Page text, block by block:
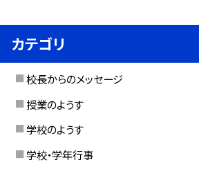
カテゴリ
校長からのメッセージ
授業のようす
学校のようす
学校・学年行事